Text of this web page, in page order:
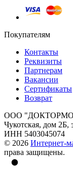
Покупателям
Контакты
Реквизиты
Партнерам
Вакансии
Сертификаты
Возврат
ООО
Чукотская, дом
ИНН 5403045074
© 2026 Интернет-
права защищены.